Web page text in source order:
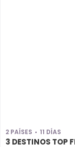
2 PAÍSES 11 DÍAS
3 DESTINOS TOP